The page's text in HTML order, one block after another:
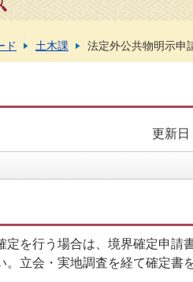
ド 土木課 法定外公共物明示申
更新
を行う場合は、境界確定申請
立会・実地調査を経て確定書